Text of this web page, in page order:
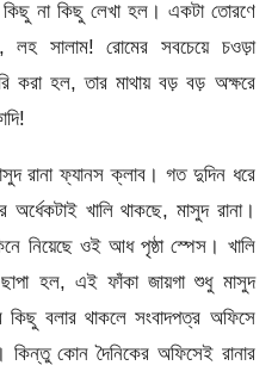
কিছু না কিছু লেখা হল। একটা তোরণে
লহ সালাম! রোমের সবচেয়ে চওড়া
করা হল, তার মাথায় বড় বড় অক্ষরে
রানা ফ্যানস ক্লাব। গত দুদিন ধরে
খালি থাকছে, মাসুদ রানা।
নিয়েছে ওই আধ পৃষ্ঠা স্পেস। খালি
হল, এই ফাঁকা জায়গা শুধু মাসুদ
কিছু বলার থাকলে সংবাদপত্র অফিসে
কিন্তু কোন দৈনিকের অফিসেই রানার